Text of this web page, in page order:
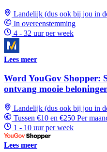
Landelijk (dus ook bij jou in
In overeenstemming
4 - 32 uur per week
Lees meer
Word YouGov Shopper:
ontvang mooie
Landelijk (dus ook bij jou in
Tussen €10 en €250 Per
1 - 10 uur per week
Lees meer